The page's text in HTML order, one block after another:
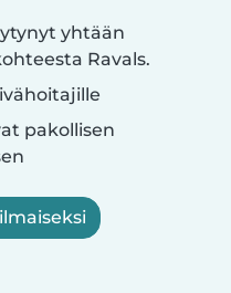
yhtään
Ravals.
pakollisen